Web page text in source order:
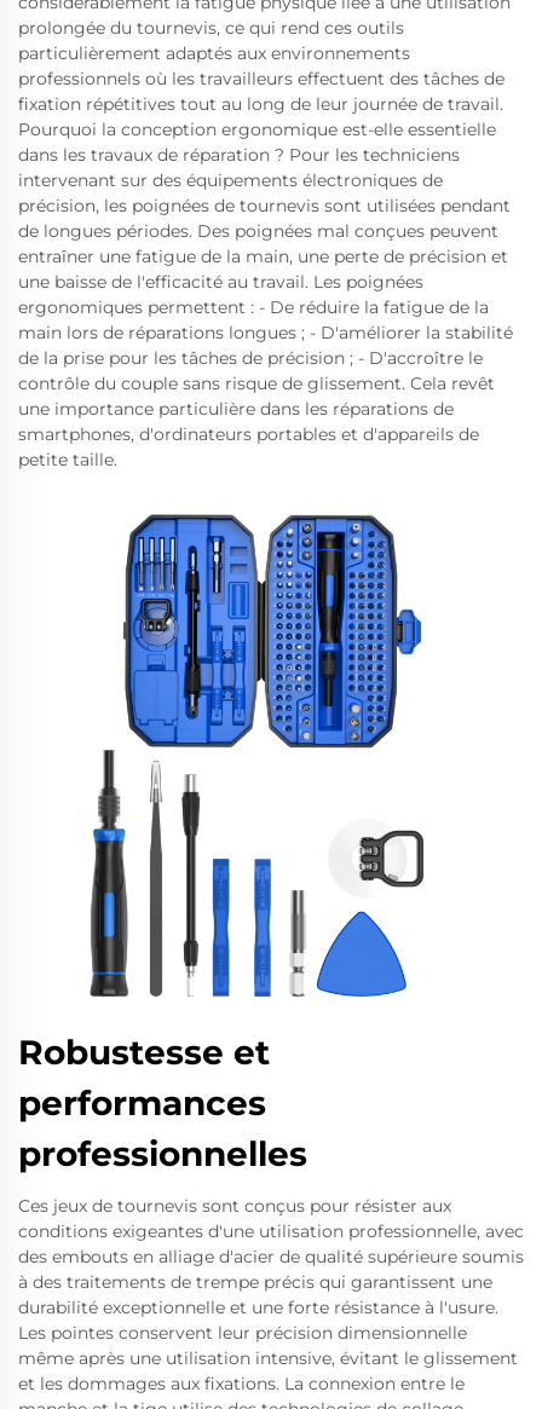
prolongée du tournevis, ce qui rend ces outils
particulièrement adaptés aux environnements
professionnels où les travailleurs effectuent des tâches de
fixation répétitives tout au long de leur journée de travail.
Pourquoi la conception ergonomique est-elle essentielle
dans les travaux de réparation ? Pour les techniciens
intervenant sur des équipements électroniques de
précision, les poignées de tournevis sont utilisées pendant
de longues périodes. Des poignées mal conçues peuvent
entraîner une fatigue de la main, une perte de précision et
une baisse de l'efficacité au travail. Les poignées
ergonomiques permettent : - De réduire la fatigue de la
main lors de réparations longues ; - D'améliorer la stabilité
de la prise pour les tâches de précision ; - D'accroître le
contrôle du couple sans risque de glissement. Cela revêt
une importance particulière dans les réparations de
smartphones, d'ordinateurs portables et d'appareils de
petite taille.
Robustesse et
performances
professionnelles
Ces jeux de tournevis sont conçus pour résister aux
conditions exigeantes d'une utilisation professionnelle, avec
des embouts en alliage d'acier de qualité supérieure soumis
à des traitements de trempe précis qui garantissent une
durabilité exceptionnelle et une forte résistance à l'usure.
Les pointes conservent leur précision dimensionnelle
même après une utilisation intensive, évitant le glissement
et les dommages aux fixations. La connexion entre le